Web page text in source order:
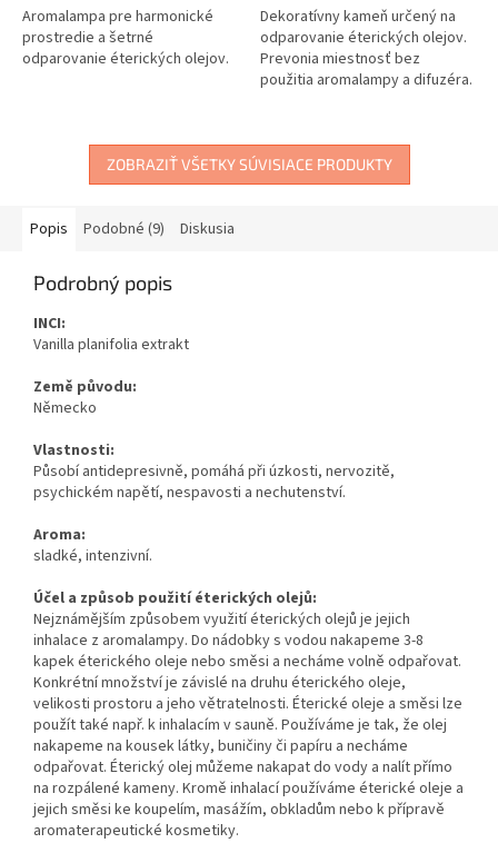
Aromalampa pre harmonické
prostredie a šetrné
odparovanie éterických olejov.
Dekoratívny kameň určený na
odparovanie éterických olejov.
Prevonia miestnosť bez
použitia aromalampy a difuzéra.
ZOBRAZIŤ VŠETKY SÚVISIACE PRODUKTY
Popis Podobné (9) Diskusia
Podrobný popis
INCI:
Vanilla planifolia extrakt
Země původu:
Německo
Vlastnosti:
Působí antidepresivně, pomáhá při úzkosti, nervozitě,
psychickém napětí, nespavosti a nechutenství.
Aroma:
sladké, intenzivní.
Účel a způsob použití éterických olejů:
Nejznámějším způsobem využití éterických olejů je jejich
inhalace z aromalampy. Do nádobky s vodou nakapeme 3-8
kapek éterického oleje nebo směsi a necháme volně odpařovat.
Konkrétní množství je závislé na druhu éterického oleje,
velikosti prostoru a jeho větratelnosti. Éterické oleje a směsi lze
použít také např. k inhalacím v sauně. Používáme je tak, že olej
nakapeme na kousek látky, buničiny či papíru a necháme
odpařovat. Éterický olej můžeme nakapat do vody a nalít přímo
na rozpálené kameny. Kromě inhalací používáme éterické oleje a
jejich směsi ke koupelím, masážím, obkladům nebo k přípravě
aromaterapeutické kosmetiky.